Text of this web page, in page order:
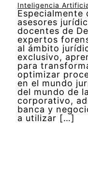
Inteligencia
Especialmente
asesores
docentes de
expertos
al ámbito
exclusivo,
para
optimizar
en el mundo
del mundo de
corporativo,
banca y
a utilizar […]